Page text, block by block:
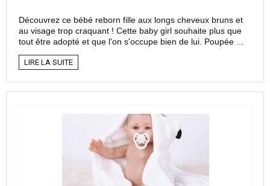
Découvrez ce bébé reborn fille aux longs cheveux bruns et
au visage trop craquant ! Cette baby girl souhaite plus que
tout être adopté et que l'on s'occupe bien de lui. Poupée ...
LIRE LA SUITE